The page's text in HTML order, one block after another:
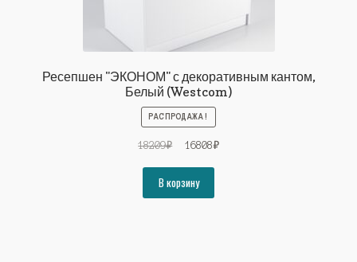
Ресепшен "ЭКОНОМ" с декоративным кантом,
Белый (Westcom)
РАСПРОДАЖА!
18209₽
Первоначальная
составляла
18209₽.
16808₽Текущая
В корзину